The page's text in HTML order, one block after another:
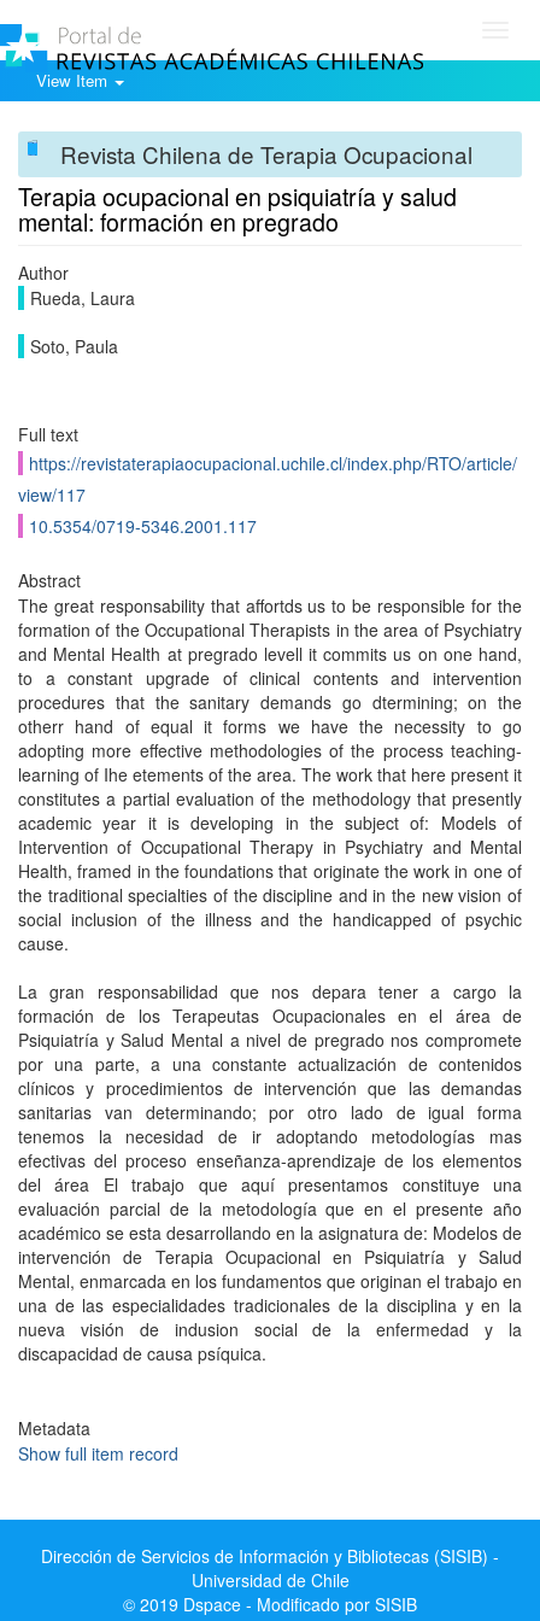
View Item
Revista Chilena de Terapia Ocupacional
Terapia ocupacional en psiquiatría y salud
mental: formación en pregrado
Author
Rueda, Laura
Soto, Paula
Full text
https://revistaterapiaocupacional.uchile.cl/index.php/RTO/article/
view/117
10.5354/0719-5346.2001.117
Abstract
The great responsability that affortds us to be responsible for the
formation of the Occupational Therapists in the area of Psychiatry
and Mental Health at pregrado levell it commits us on one hand,
to a constant upgrade of clinical contents and intervention
procedures that the sanitary demands go dtermining; on the
otherr hand of equal it forms we have the necessity to go
adopting more effective methodologies of the process teaching-
learning of Ihe etements of the area. The work that here present it
constitutes a partial evaluation of the methodology that presently
academic year it is developing in the subject of: Models of
Intervention of Occupational Therapy in Psychiatry and Mental
Health, framed in the foundations that originate the work in one of
the traditional specialties of the discipline and in the new vision of
social inclusion of the illness and the handicapped of psychic
cause.
La gran responsabilidad que nos depara tener a cargo la
formación de los Terapeutas Ocupacionales en el área de
Psiquiatría y Salud Mental a nivel de pregrado nos compromete
por una parte, a una constante actualización de contenidos
clínicos y procedimientos de intervención que las demandas
sanitarias van determinando; por otro lado de igual forma
tenemos la necesidad de ir adoptando metodologías mas
efectivas del proceso enseñanza-aprendizaje de los elementos
del área El trabajo que aquí presentamos constituye una
evaluación parcial de la metodología que en el presente año
académico se esta desarrollando en la asignatura de: Modelos de
intervención de Terapia Ocupacional en Psiquiatría y Salud
Mental, enmarcada en los fundamentos que originan el trabajo en
una de las especialidades tradicionales de la disciplina y en la
nueva visión de indusion social de la enfermedad y la
discapacidad de causa psíquica.
Metadata
Show full item record
Dirección de Servicios de Información y Bibliotecas (SISIB) -
Universidad de Chile
© 2019 Dspace - Modificado por SISIB